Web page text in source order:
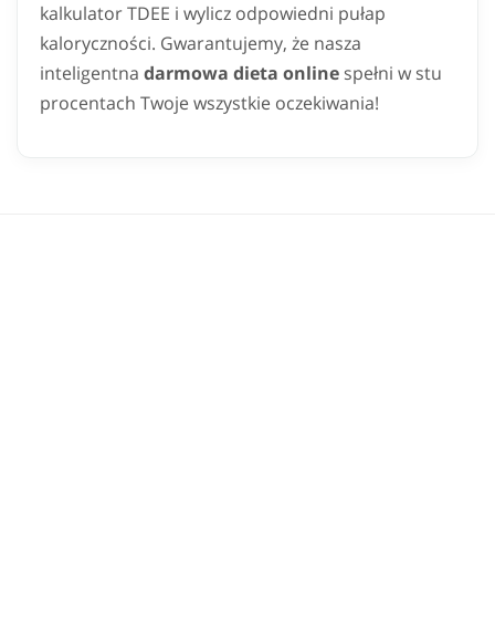
kalkulator TDEE i wylicz odpowiedni pułap
kaloryczności. Gwarantujemy, że nasza
inteligentna darmowa dieta online spełni w stu
procentach Twoje wszystkie oczekiwania!